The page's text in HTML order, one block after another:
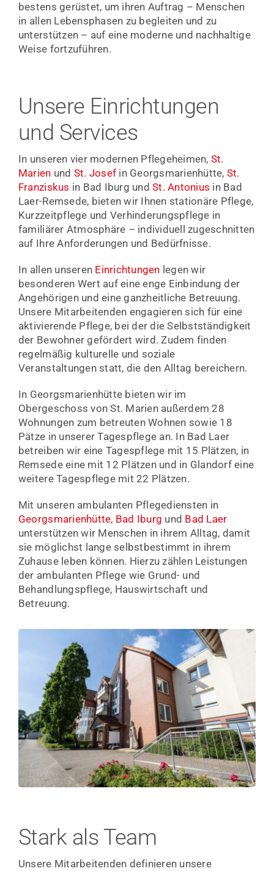
bestens gerüstet, um ihren Auftrag – Menschen
in allen Lebensphasen zu begleiten und zu
unterstützen – auf eine moderne und nachhaltige
Weise fortzuführen.
Unsere Einrichtungen
und Services
In unseren vier modernen Pflegeheimen, St.
Marien und St. Josef in Georgsmarienhütte, St.
Franziskus in Bad Iburg undSt. Antonius in Bad
Laer-Remsede, bieten wir Ihnen stationäre Pflege,
Kurzzeitpflege und Verhinderungspflege in
familiärer Atmosphäre – individuell zugeschnitten
auf Ihre Anforderungen und Bedürfnisse.
In allen unseren Einrichtungen legen wir
besonderen Wert auf eine enge Einbindung der
Angehörigen und eine ganzheitliche Betreuung.
Unsere Mitarbeitenden engagieren sich für eine
aktivierende Pflege, bei der die Selbstständigkeit
der Bewohner gefördert wird. Zudem finden
regelmäßig kulturelle und soziale
Veranstaltungen statt, die den Alltag bereichern.
In Georgsmarienhütte bieten wir im
Obergeschoss von St. Marien außerdem 28
Wohnungen zum betreuten Wohnen sowie 18
Pätze in unserer Tagespflege an. In Bad Laer
betreiben wir eine Tagespflege mit 15 Plätzen, in
Remsede eine mit 12 Plätzen und in Glandorf eine
weitere Tagespflege mit 22 Plätzen.
Mit unseren ambulanten Pflegediensten in
Georgsmarienhütte, Bad Iburg und Bad Laer
unterstützen wir Menschen in ihrem Alltag, damit
sie möglichst lange selbstbestimmt in ihrem
Zuhause leben können. Hierzu zählen Leistungen
der ambulanten Pflege wie Grund- und
Behandlungspflege, Hauswirtschaft und
Betreuung.
Stark als Team
Unsere Mitarbeitenden definieren unsere